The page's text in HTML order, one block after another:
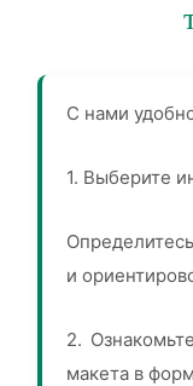
С нами
1. Выберите
и
2.
макета в